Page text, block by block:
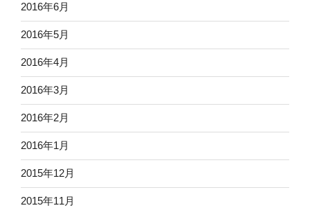
2016年6月
2016年5月
2016年4月
2016年3月
2016年2月
2016年1月
2015年12月
2015年11月